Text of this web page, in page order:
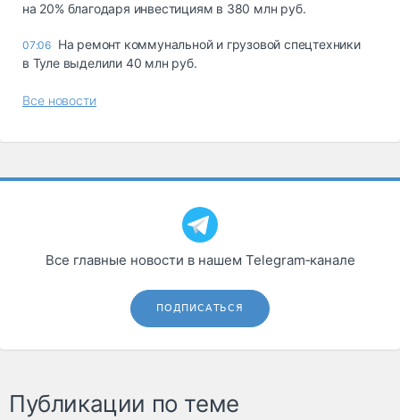
на 20% благодаря инвестициям в 380 млн руб.
07:06 На ремонт коммунальной и грузовой спецтехники
в Туле выделили 40 млн руб.
Все новости
Все главные новости в нашем Telegram‑канале
ПОДПИСАТЬСЯ
Публикации по теме